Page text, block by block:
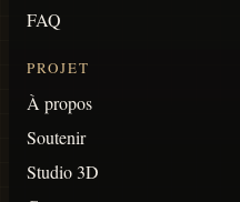
FAQ
PROJET
À propos
Soutenir
Studio 3D